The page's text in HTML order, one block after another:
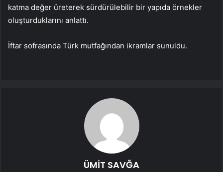
katma değer üreterek sürdürülebilir bir yapıda örnekler
oluşturduklarını anlattı.
İftar sofrasında Türk mutfağından ikramlar sunuldu.
ÜMİT SAVĞA